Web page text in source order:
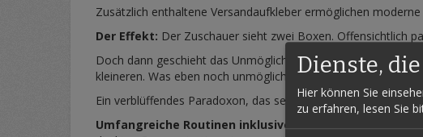
Zusätzlich enthaltene Versandaufkleber ermöglichen
Der Effekt: Der Zuschauer sieht zwei Boxen. Offensichtlich
Doch dann geschieht das Unmögliche: Ohne jede
kleineren. Was eben noch unmöglich schien, geschieht direkt
Ein verblüffendes Paradoxon, das selbst aufmerksame
Umfangreiche Routinen inklusive:Neben dem
Dienste,
Hier können Sie
zu erfahren, lesen Sie